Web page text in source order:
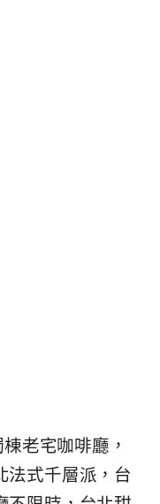
老宅咖啡廳，
法式千層派，台